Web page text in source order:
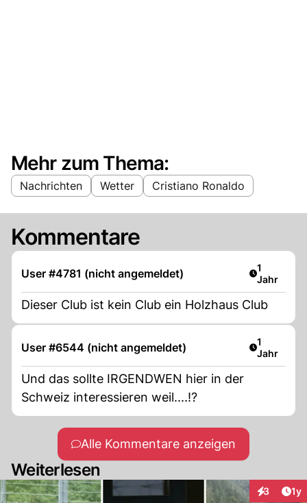
Mehr zum Thema:
Nachrichten Wetter Cristiano Ronaldo
Kommentare
User #4781 (nicht angemeldet) Artikel
1
Jahr
Dieser Club ist kein Club ein Holzhaus Club
User #6544 (nicht angemeldet) Artikel
1
Jahr
Und das sollte IRGENDWEN hier in der
Schweiz interessieren weil....!?
Alle Kommentare anzeigen
Weiterlesen
3 1y